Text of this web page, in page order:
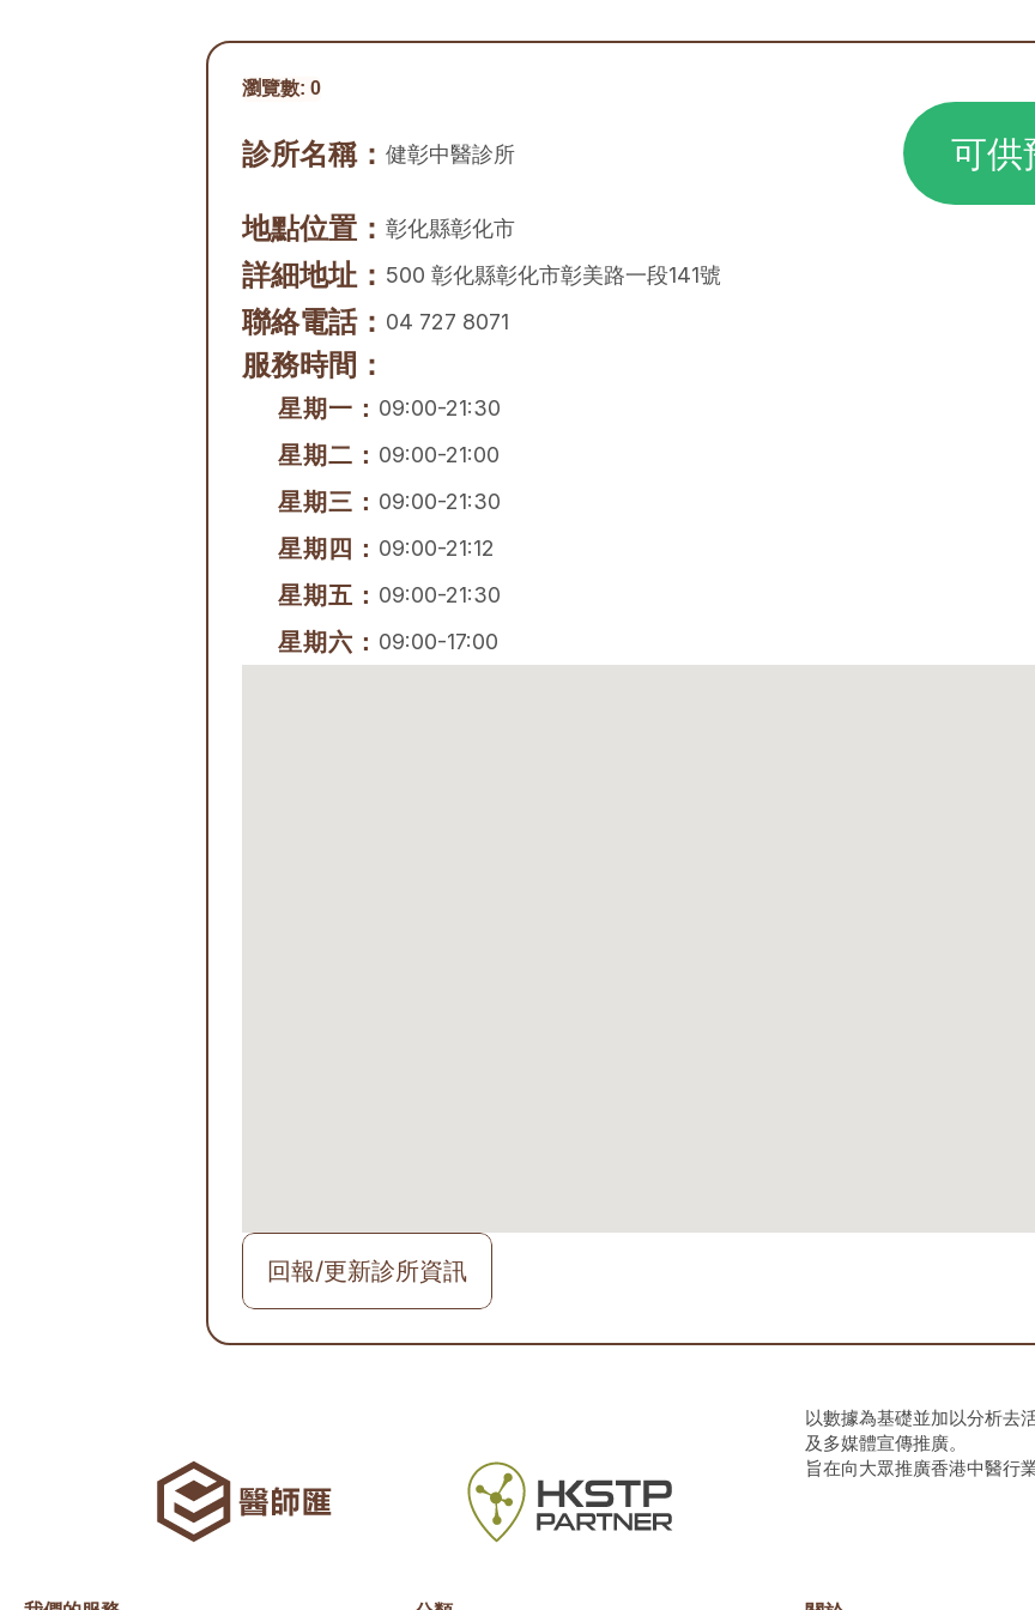
瀏覽數: 0
診所名稱： 健彰中醫診所 可供
地點位置： 彰化縣彰化市
詳細地址： 500 彰化縣彰化市彰美路一段141號
聯絡電話： 04 727 8071
服務時間：
星期一： 09:00-21:30
星期二： 09:00-21:00
星期三： 09:00-21:30
星期四： 09:00-21:12
星期五： 09:00-21:30
星期六： 09:00-17:00
回報/更新診所資訊
以數據為基礎並加以分析去
及多媒體宣傳推廣。
旨在向大眾推廣香港中醫行